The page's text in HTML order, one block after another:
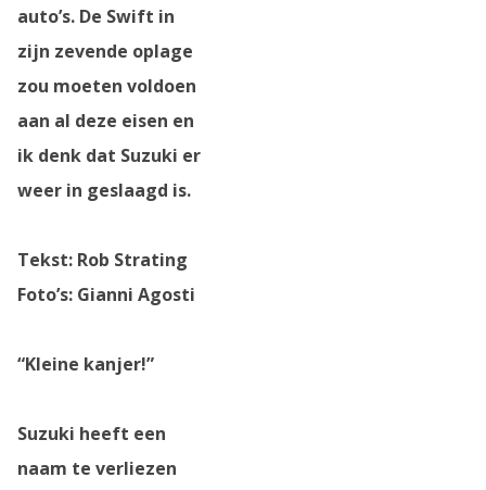
auto’s. De Swift in
zijn zevende oplage
zou moeten voldoen
aan al deze eisen en
ik denk dat Suzuki er
weer in geslaagd is.
Tekst: Rob Strating
Foto’s: Gianni Agosti
“Kleine kanjer!”
Suzuki heeft een
naam te verliezen